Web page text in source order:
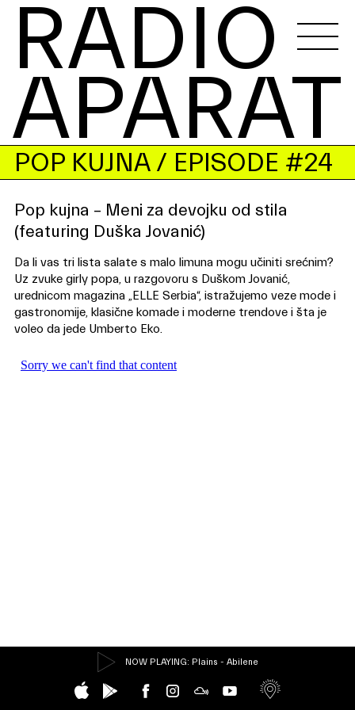
RADIO
APARAT
POP KUJNA/ EPISODE #24
Pop kujna – Meni za devojku od stila
(featuring Duška Jovanić)
Da li vas tri lista salate s malo limuna mogu učiniti srećnim?
Uz zvuke girly popa, u razgovoru s Duškom Jovanić,
urednicom magazina „ELLE Serbia“, istražujemo veze mode i
gastronomije, klasične komade i moderne trendove i šta je
voleo da jede Umberto Eko.
NOW PLAYING: Plains - Abilene